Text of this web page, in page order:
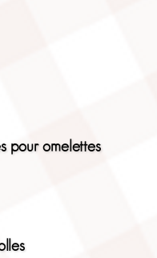
pour omelettes